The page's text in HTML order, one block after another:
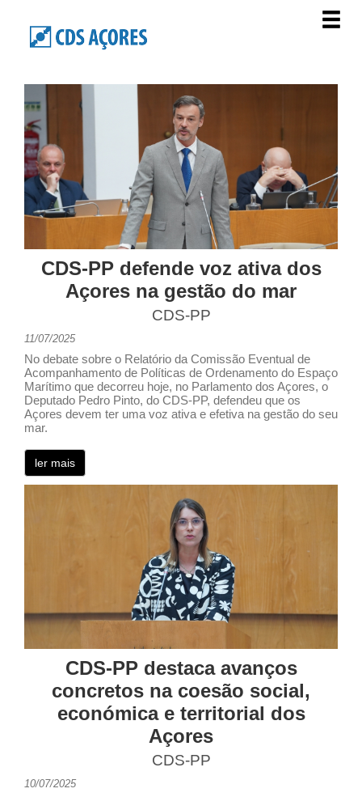
CDS-PP defende voz ativa dos
Açores na gestão do mar
CDS-PP
11/07/2025
No debate sobre o Relatório da Comissão Eventual de
Acompanhamento de Políticas de Ordenamento do Espaço
Marítimo que decorreu hoje, no Parlamento dos Açores, o
Deputado Pedro Pinto, do CDS-PP, defendeu que os
Açores devem ter uma voz ativa e efetiva na gestão do seu
mar.
ler mais
CDS-PP destaca avanços
concretos na coesão social,
económica e territorial dos
Açores
CDS-PP
10/07/2025